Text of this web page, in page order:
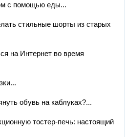
с помощью еды...
стильные шорты из старых
на Интернет во время
обувь на каблуках?...
тостер-печь: настоящий